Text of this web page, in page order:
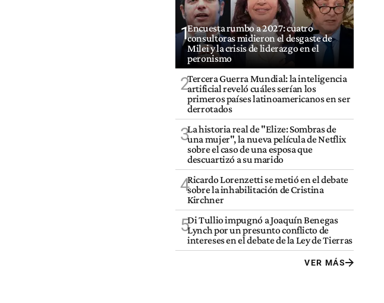
1Encuesta rumbo a 2027: cuatro
consultoras midieron el desgaste de
Milei y la crisis de liderazgo en el
peronismo
2Tercera Guerra Mundial: la inteligencia
artificial reveló cuáles serían los
primeros países latinoamericanos en ser
derrotados
3La historia real de "Elize: Sombras de
una mujer", la nueva película de Netflix
sobre el caso de una esposa que
descuartizó a su marido
4Ricardo Lorenzetti se metió en el debate
sobre la inhabilitación de Cristina
Kirchner
5Di Tullio impugnó a Joaquín Benegas
Lynch por un presunto conflicto de
intereses en el debate de la Ley de Tierras
VER MÁS